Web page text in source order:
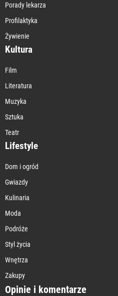
Porady lekarza
Profilaktyka
Żywienie
Kultura
Film
Literatura
Muzyka
Sztuka
Teatr
Lifestyle
Dom i ogród
Gwiazdy
Kulinaria
Moda
Podróże
Styl życia
Wnętrza
Zakupy
Opinie i komentarze